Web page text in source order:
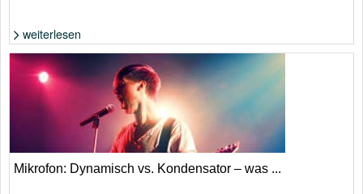
Was tun, wenn einem nichts (mehr) einfällt? | Foto: Shutterstock von
antoniodiaz
weiterlesen
Mikrofon: Dynamisch vs. Kondensator – was ...